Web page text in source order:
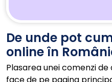
De unde pot
online în
Plasarea unei comenzi